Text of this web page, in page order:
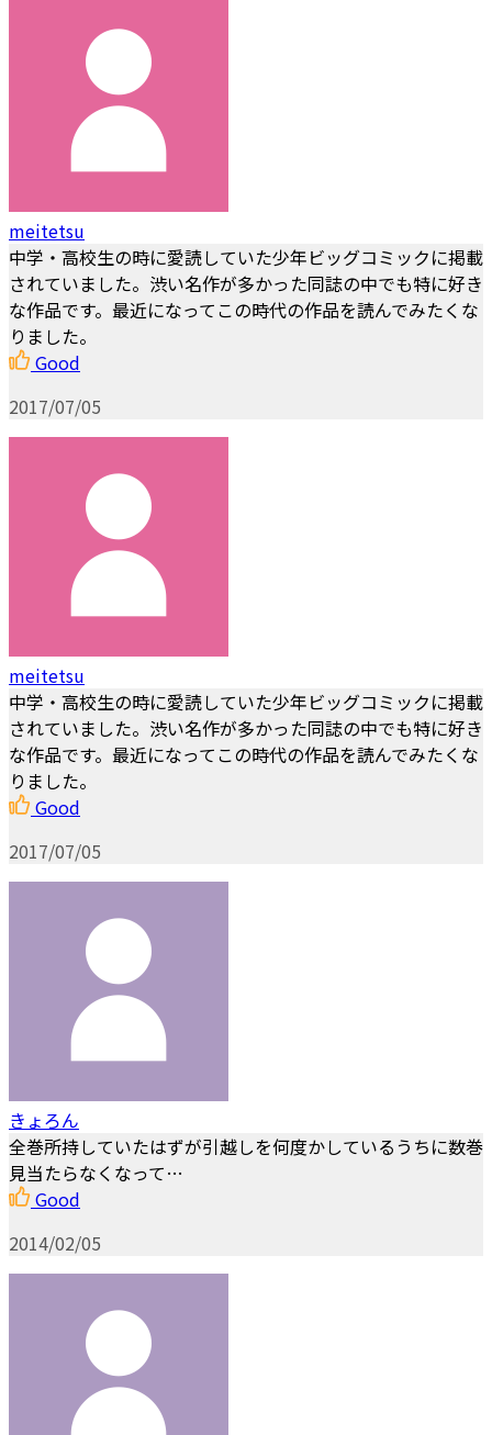
meitetsu
中学・高校生の時に愛読していた少年ビッグコミックに掲載
されていました。渋い名作が多かった同誌の中でも特に好き
な作品です。最近になってこの時代の作品を読んでみたくな
りました。
Good
2017/07/05
meitetsu
中学・高校生の時に愛読していた少年ビッグコミックに掲載
されていました。渋い名作が多かった同誌の中でも特に好き
な作品です。最近になってこの時代の作品を読んでみたくな
りました。
Good
2017/07/05
きょろん
全巻所持していたはずが引越しを何度かしているうちに数巻
見当たらなくなって…
Good
2014/02/05